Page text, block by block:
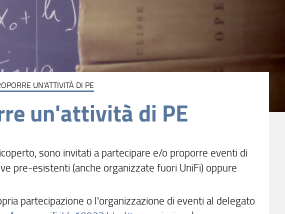
UN'ATTIVITÀ DI PE
un'attività di PE
sono invitati a partecipare e/o proporre eventi di
pre-esistenti (anche organizzate fuori UniFi) oppure
partecipazione o l'organizzazione di eventi al delegato